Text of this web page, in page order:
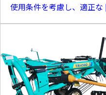
使用条件を考慮し、適正